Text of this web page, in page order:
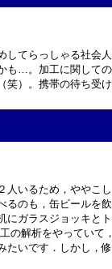
してらっしゃる社会
も…。加工に関して
）。携帯の待ち受
人いるため，ややこ
るのも，缶ビールを
にガラスジョッキと
の解析をやっていて
たいです．しかし，